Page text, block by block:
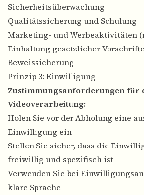
Sicherheitsüberwachung
Qualitätssicherung und Schulung
Marketing- und Werbeaktivitäten
Einhaltung gesetzlicher
Beweissicherung
Prinzip 3: Einwilligung
Zustimmungsanforderungen für
Videoverarbeitung:
Holen Sie vor der Abholung eine
Einwilligung ein
Stellen Sie sicher, dass die
freiwillig und spezifisch ist
Verwenden Sie bei
klare Sprache